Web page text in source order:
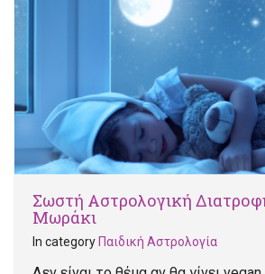
Σωστή Αστρολογική
Μωράκι
In category Παιδική Αστρολογία